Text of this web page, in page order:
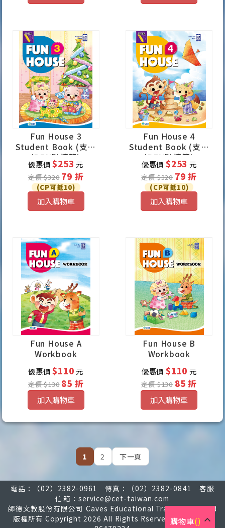
購物車() stat_1
Fun House 3
Student Book (支援
iPEN點讀筆)
優惠價$253 元
定價 $320 79 折
(CP可抵10)
加入購物車
Fun House 4
Student Book (支援
iPEN點讀筆)
優惠價 $253 元
定價 $320 79 折
(CP可抵10)
加入購物車
Fun House A
Workbook
優惠價$110元
定價 $130 85 折
加入購物車
Fun House B
Workbook
優惠價 $110 元
定價 $130 85 折
加入購物車
1 2 下一頁
電話：（02）2382-0961 傳真：（02）2382-0841 客服
信箱： service@cet-taiwan.com
師德文教股份有限公司 Caves Educational Training Co., Ltd
版權所有 Copyright 2026 All Rights Rserved. 統一編號：